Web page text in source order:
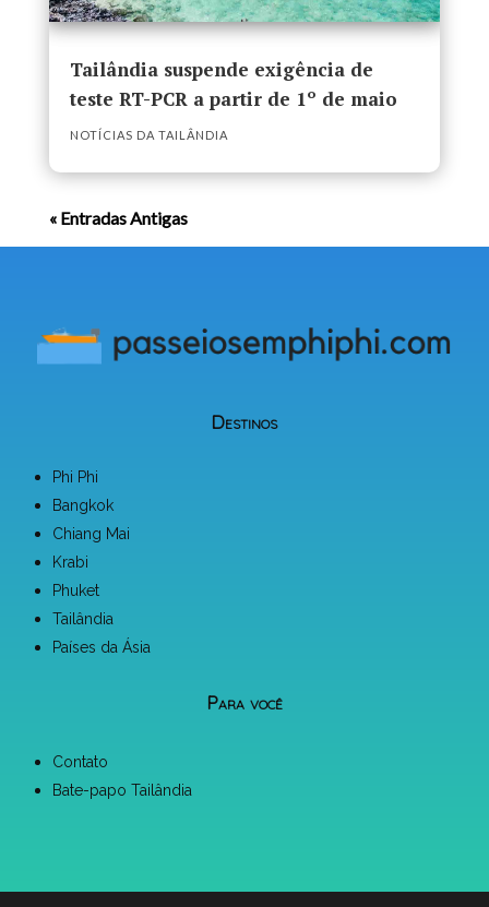
Tailândia suspende exigência de
teste RT-PCR a partir de 1º de maio
NOTÍCIAS DA TAILÂNDIA
« Entradas Antigas
Destinos
Phi Phi
Bangkok
Chiang Mai
Krabi
Phuket
Tailândia
Países da Ásia
Para você
Contato
Bate-papo Tailândia